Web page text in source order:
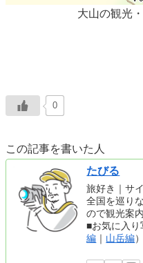
大山の観光
0
この記事を書いた人
たびる
旅好き｜サ
全国を巡り
ので観光案
■お気に入り
編 ｜ 山岳編）